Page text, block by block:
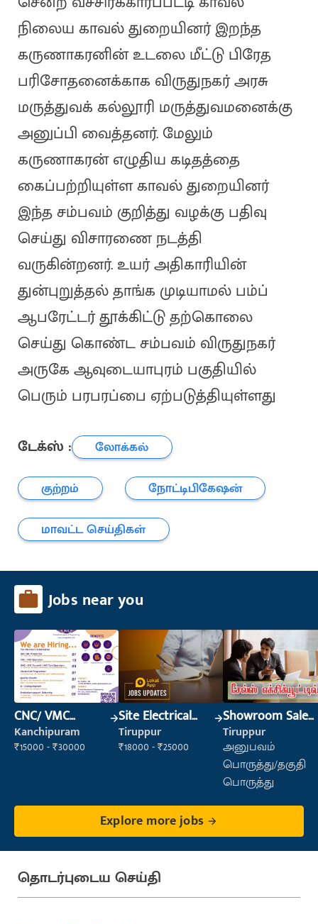
நிலைய காவல் துறையினர் இறந்த
கருணாகரனின் உடலை மீட்டு பிரேத
பரிசோதனைக்காக விருதுநகர் அரசு
மருத்துவக் கல்லூரி மருத்துவமனைக்கு
அனுப்பி வைத்தனர். மேலும்
கருணாகரன் எழுதிய கடிதத்தை
கைப்பற்றியுள்ள காவல் துறையினர்
இந்த சம்பவம் குறித்து வழக்கு பதிவு
செய்து விசாரணை நடத்தி
வருகின்றனர். உயர் அதிகாரியின்
துன்புறுத்தல் தாங்க முடியாமல் பம்ப்
ஆபரேட்டர் தூக்கிட்டு தற்கொலை
செய்து கொண்ட சம்பவம் விருதுநகர்
அருகே ஆவுடையாபுரம் பகுதியில்
பெரும் பரபரப்பை ஏற்படுத்தியுள்ளது
டேக்ஸ் :
லோக்கல்
குற்றம்
நோட்டிபிகேஷன்
மாவட்ட செய்திகள்
Jobs near you
CNC/ VMC
Operator
Kanchipuram
₹15000 - ₹30000
Site Electrical
Engineer
Tiruppur
₹18000 - ₹25000
Showroom Sales
Executive (Retail
Sales)
Tiruppur
அனுபவம்
பொருத்து/தகுதி
பொருத்து
Explore more jobs
தொடர்புடைய செய்தி